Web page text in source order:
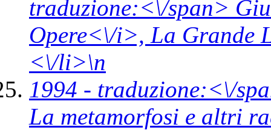
traduzione:<\/span>
Opere<\/i>, La Grande
<\/li>\n
1994 - traduzione:<\/
La metamorfosi e altri